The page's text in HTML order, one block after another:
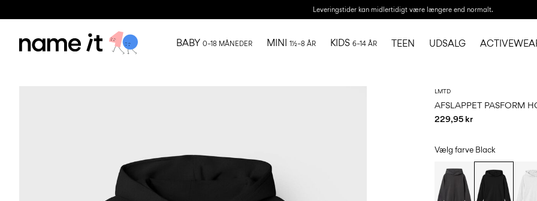
Leveringstider kan midlertidigt være længere end normalt.
BABY 0–18 MÅNEDER MINI 1½–8 ÅR KIDS 6–14 ÅR TEEN UDSALG
LMTD
AFSLAPPET PASFORM
229,95 kr
Vælg farve Black